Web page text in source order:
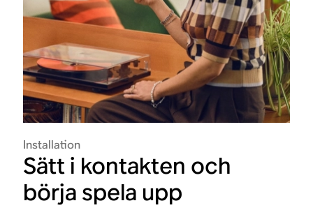
Installation
Sätt i kontakten och
börja spela upp